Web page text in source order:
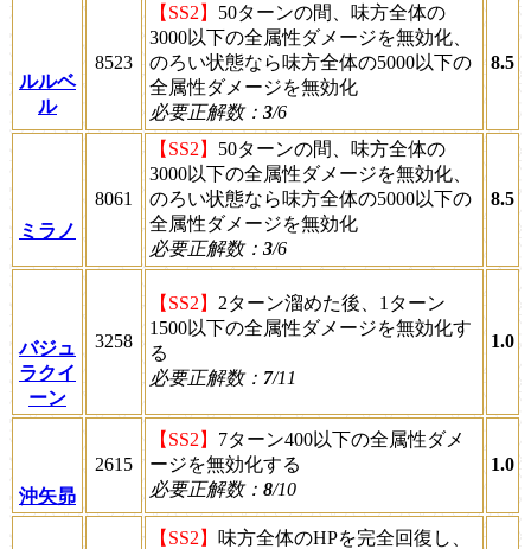
ルルベ
ル
8523
【SS2】 50ターンの間、味方全体の
3000以下の全属性ダメージを無効化、
のろい状態なら味方全体の5000以下の
全属性ダメージを無効化
必要正解数： 3/6
8.5
ミラノ
8061
【SS2】 50ターンの間、味方全体の
3000以下の全属性ダメージを無効化、
のろい状態なら味方全体の5000以下の
全属性ダメージを無効化
必要正解数： 3/6
8.5
バジュ
ラクイ
ーン
3258
【SS2】 2ターン溜めた後、1ターン
1500以下の全属性ダメージを無効化す
る
必要正解数： 7/11
1.0
沖矢昴
2615
【SS2】 7ターン400以下の全属性ダメ
ージを無効化する
必要正解数： 8/10
1.0
【SS2】 味方全体のHPを完全回復し、